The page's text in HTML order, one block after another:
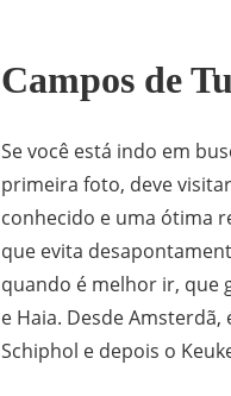
Campos de
Se você está indo em
primeira foto, deve
conhecido e uma ótima
que evita
quando é melhor ir, que
e Haia. Desde
Schiphol e depois o